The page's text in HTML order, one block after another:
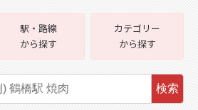
駅・路線
から探す
カテゴリー
から探す
検索